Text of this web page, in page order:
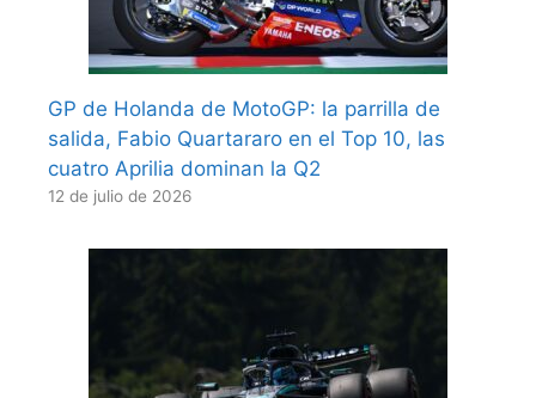
GP de Holanda de MotoGP: la parrilla de
salida, Fabio Quartararo en el Top 10, las
cuatro Aprilia dominan la Q2
12 de julio de 2026